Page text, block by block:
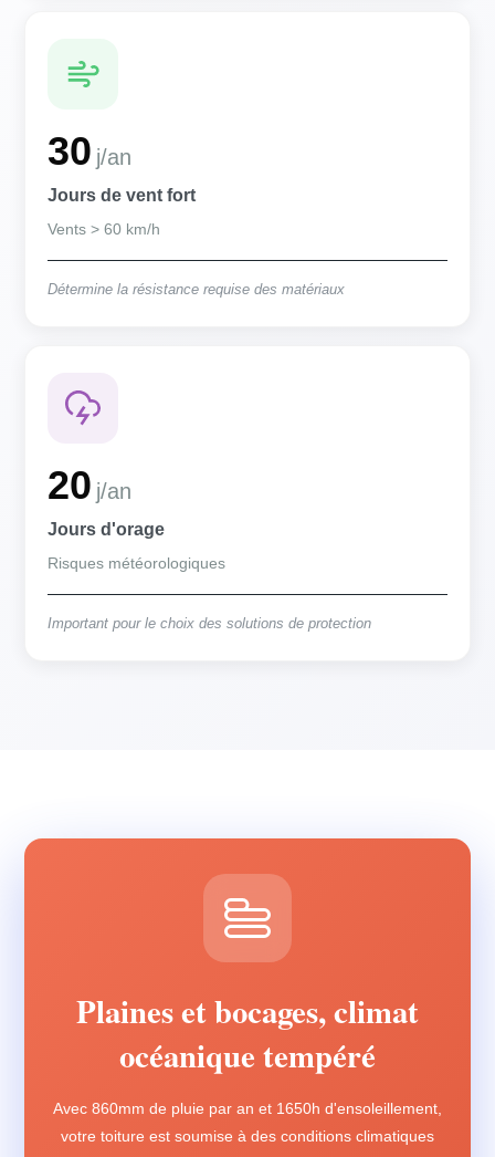
30 j/an
Jours de vent fort
Vents > 60 km/h
Détermine la résistance requise des matériaux
20 j/an
Jours d'orage
Risques météorologiques
Important pour le choix des solutions de protection
Plaines et bocages, climat
océanique tempéré
Avec 860mm de pluie par an et 1650h d'ensoleillement,
votre toiture est soumise à des conditions climatiques